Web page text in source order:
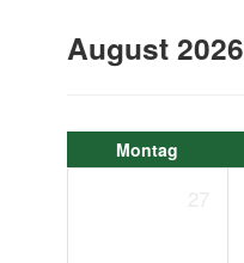
August 2026
Montag